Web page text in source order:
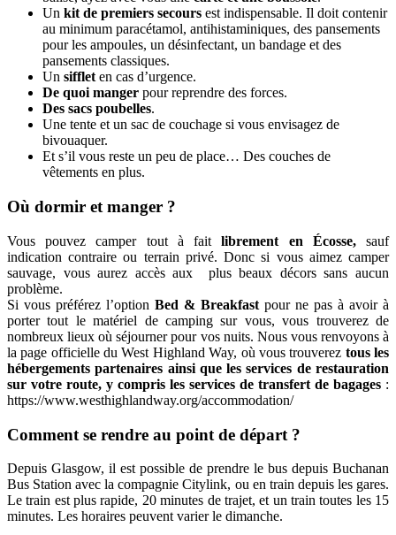
Un kit de premiers secours est indispensable. Il doit contenir
au minimum paracétamol, antihistaminiques, des pansements
pour les ampoules, un désinfectant, un bandage et des
pansements classiques.
Un siffleten cas d’urgence.
De quoi manger pour reprendre des forces.
Des sacs poubelles.
Une tente et un sac de couchage si vous envisagez de
bivouaquer.
Et s’il vous reste un peu de place… Des couches de
vêtements en plus.
Où dormir et manger ?
Vous pouvez camper tout à faitlibrement en Écosse,sauf
indication contraire ou terrain privé. Donc si vous aimez camper
sauvage, vous aurez accès aux plus beaux décors sans aucun
problème.
Si vous préférez l’option Bed & Breakfast pour ne pas à avoir à
porter tout le matériel de camping sur vous, vous trouverez de
nombreux lieux où séjourner pour vos nuits. Nous vous renvoyons à
la page officielle du West Highland Way, où vous trouverez tous les
hébergements partenaires ainsi que les services de restauration
sur votre route, y compris les services de transfert de bagages :
https://www.westhighlandway.org/accommodation/
Comment se rendre au point de départ ?
Depuis Glasgow, il est possible de prendre le bus depuis Buchanan
Bus Station avec la compagnie Citylink, ou en train depuis les gares.
Le train est plus rapide, 20 minutes de trajet, et un train toutes les 15
minutes. Les horaires peuvent varier le dimanche.